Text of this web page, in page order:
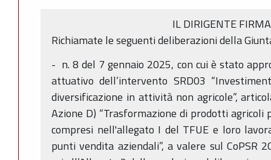
IL DIRIGENTE
Richiamate le seguenti deliberazioni della
- n. 8 del 7 gennaio 2025, con cui è stato
attuativo dell’intervento SRD03
diversificazione in attività non agricole”,
Azione D) “Trasformazione di prodotti
compresi nell'allegato I del TFUE e loro
punti vendita aziendali”, a valere sul CoPSR